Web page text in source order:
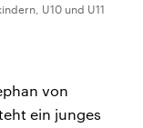
U10 und U11
von
ein junges